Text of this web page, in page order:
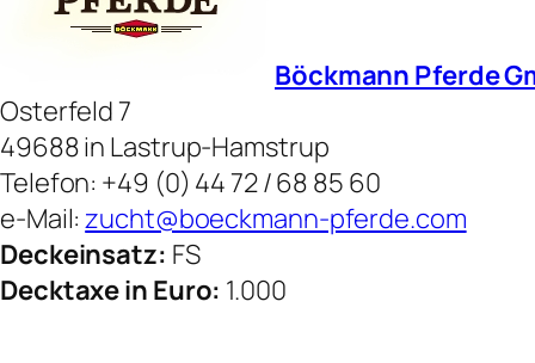
Böckmann Pferde
Osterfeld 7
49688 in Lastrup-Hamstrup
Telefon: +49 (0) 44 72 / 68 85 60
e-Mail:zucht@boeckmann-pferde.com
Deckeinsatz: FS
Decktaxe in Euro: 1.000